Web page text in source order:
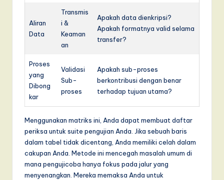
Aliran
Data
Transmis
i &
Keaman
an
Apakah data dienkripsi?
Apakah formatnya valid selama
transfer?
Proses
yang
Dibong
kar
Validasi
Sub-
proses
Apakah sub-proses
berkontribusi dengan benar
terhadap tujuan utama?
Menggunakan matriks ini, Anda dapat membuat daftar
periksa untuk suite pengujian Anda. Jika sebuah baris
dalam tabel tidak dicentang, Anda memiliki celah dalam
cakupan Anda. Metode ini mencegah masalah umum di
mana pengujicoba hanya fokus pada jalur yang
menyenangkan. Mereka memaksa Anda untuk